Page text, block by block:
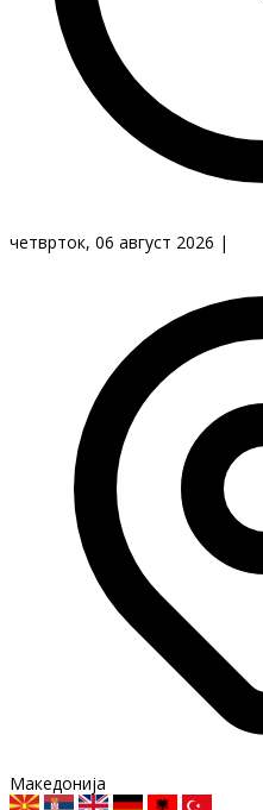
четврток, 06 август 2026 |
Македонија